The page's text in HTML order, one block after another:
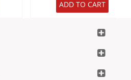
ADD TO CART